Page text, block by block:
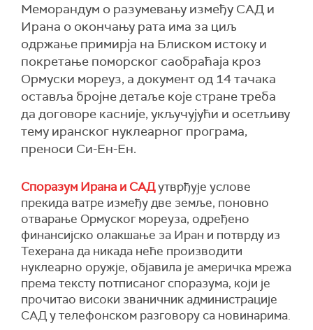
Меморандум о разумевању између САД и
Ирана о окончању рата има за циљ
одржање примирја на Блиском истоку и
покретање поморског саобраћаја кроз
Ормуски мореуз, а документ од 14 тачака
оставља бројне детаље које стране треба
да договоре касније, укључујући и осетљиву
тему иранског нуклеарног програма,
преноси Си-Ен-Ен.
Споразум Ирана и САДутврђује услове
прекида ватре између две земље, поновно
отварање Ормуског мореуза, одређено
финансијско олакшање за Иран и потврду из
Техерана да никада неће производити
нуклеарно оружје, објавила је америчка мрежа
према тексту потписаног споразума, који је
прочитао високи званичник администрације
САД у телефонском разговору са новинарима.